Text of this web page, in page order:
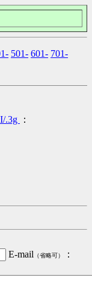
501- 601- 701-
.3g
：
E-mail （省略可） ：